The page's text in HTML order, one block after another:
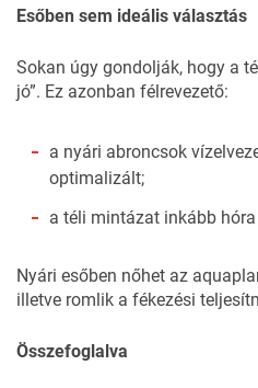
Esőben sem ideális választás
Sokan úgy gondolják, hogy a
jó”. Ez azonban félrevezető:
a nyári abroncsok
optimalizált;
a téli mintázat inkább
Nyári esőben nőhet az
illetve romlik a fékezési
Összefoglalva